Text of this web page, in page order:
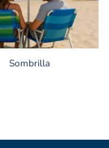
Sombrilla